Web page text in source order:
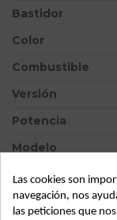
Bastidor
Color
Combustible
Versión
Potencia
Modelo
Tipo vehículo
Almacén
Las cookies son
navegación, nos
las peticiones que